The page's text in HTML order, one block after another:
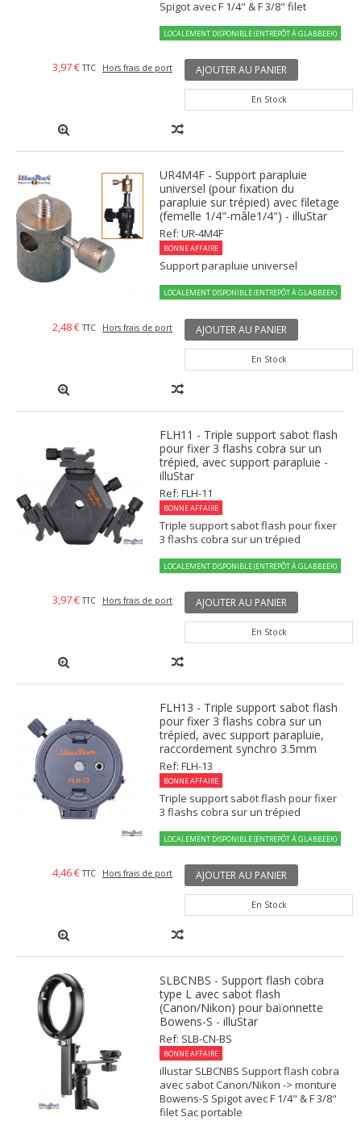
Spigot avec F 1/4" & F 3/8" filet
LOCALEMENT DISPONIBLE (ENTREPÔT À GLABBEEK)
3,97 € TTC Hors frais de port AJOUTER AU PANIER
En Stock
UR4M4F - Support parapluie
universel (pour fixation du
parapluie sur trépied) avec filetage
(femelle 1/4"-mâle1/4") - illuStar
Ref: UR-4M4F
BONNE AFFAIRE
Support parapluie universel
LOCALEMENT DISPONIBLE (ENTREPÔT À GLABBEEK)
2,48 € TTC Hors frais de port AJOUTER AU PANIER
En Stock
FLH11 - Triple support sabot flash
pour fixer 3 flashs cobra sur un
trépied, avec support parapluie -
illuStar
Ref: FLH-11
BONNE AFFAIRE
Triple support sabot flash pour fixer
3 flashs cobra sur un trépied
LOCALEMENT DISPONIBLE (ENTREPÔT À GLABBEEK)
3,97 € TTC Hors frais de port AJOUTER AU PANIER
En Stock
FLH13 - Triple support sabot flash
pour fixer 3 flashs cobra sur un
trépied, avec support parapluie,
raccordement synchro 3.5mm
Ref: FLH-13
BONNE AFFAIRE
Triple support sabot flash pour fixer
3 flashs cobra sur un trépied
LOCALEMENT DISPONIBLE (ENTREPÔT À GLABBEEK)
4,46 € TTC Hors frais de port AJOUTER AU PANIER
En Stock
SLBCNBS - Support flash cobra
type L avec sabot flash
(Canon/Nikon) pour baïonnette
Bowens-S - illuStar
Ref: SLB-CN-BS
BONNE AFFAIRE
illustar SLBCNBS Support flash cobra
avec sabot Canon/Nikon -> monture
Bowens-S Spigot avec F 1/4" & F 3/8"
filet Sac portable